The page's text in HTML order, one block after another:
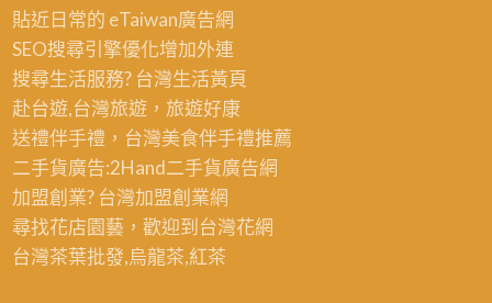
貼近日常的 eTaiwan廣告網
SEO搜尋引擎優化增加外連
搜尋生活服務? 台灣生活黃頁
赴台遊,台灣旅遊，旅遊好康
送禮伴手禮，台灣美食伴手禮推薦
二手貨廣告:2Hand二手貨廣告網
加盟創業? 台灣加盟創業網
尋找花店園藝，歡迎到 台灣花網
台灣茶葉批發,烏龍茶,紅茶